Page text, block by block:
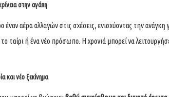
στην αγάπη
έναν αέρα αλλαγών στις σχέσεις, ενισχύοντας την ανάγκη
το ταίρι ή ένα νέο πρόσωπο. Η χρονιά μπορεί να
και νέο ξεκίνημα